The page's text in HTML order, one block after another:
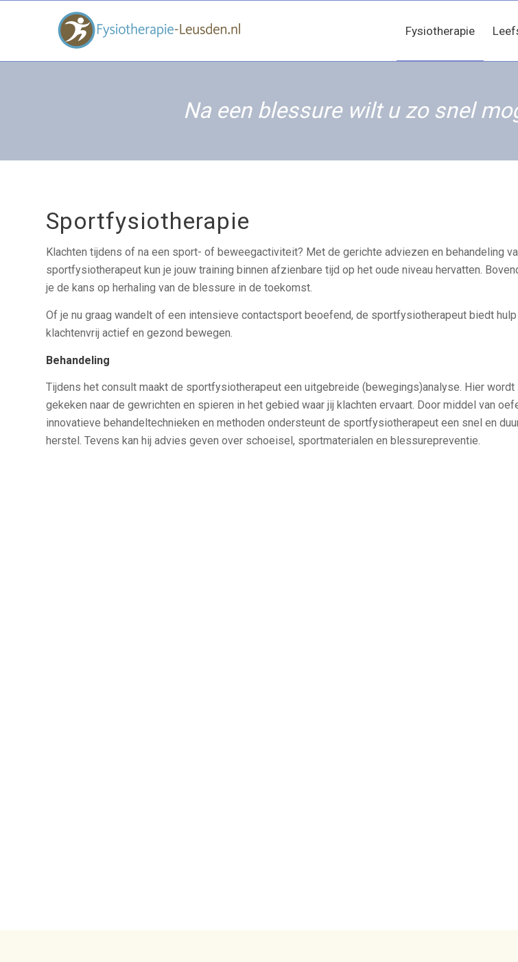
Fysiotherapie
Na een blessure wilt u zo snel
Sportfysiotherapie
Klachten tijdens of na een sport- of beweegactiviteit? Met de gerichte adviezen en behandeling
sportfysiotherapeut kun je jouw training binnen afzienbare tijd op het oude niveau hervatten.
je de kans op herhaling van de blessure in de toekomst.
Of je nu graag wandelt of een intensieve contactsport beoefend, de sportfysiotherapeut biedt hulp
klachtenvrij actief en gezond bewegen.
Behandeling
Tijdens het consult maakt de sportfysiotherapeut een uitgebreide (bewegings)analyse. Hier wordt
gekeken naar de gewrichten en spieren in het gebied waar jij klachten ervaart. Door middel van
innovatieve behandeltechnieken en methoden ondersteunt de sportfysiotherapeut een snel en
herstel. Tevens kan hij advies geven over schoeisel, sportmaterialen en blessurepreventie.